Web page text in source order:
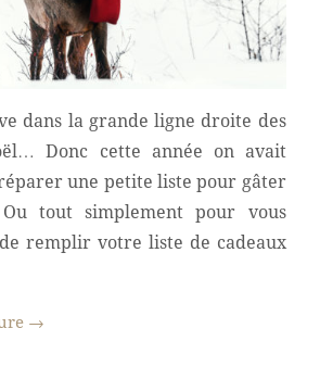
dans la grande ligne droite des
Donc cette année on avait
une petite liste pour gâter
tout simplement pour vous
remplir votre liste de cadeaux
→